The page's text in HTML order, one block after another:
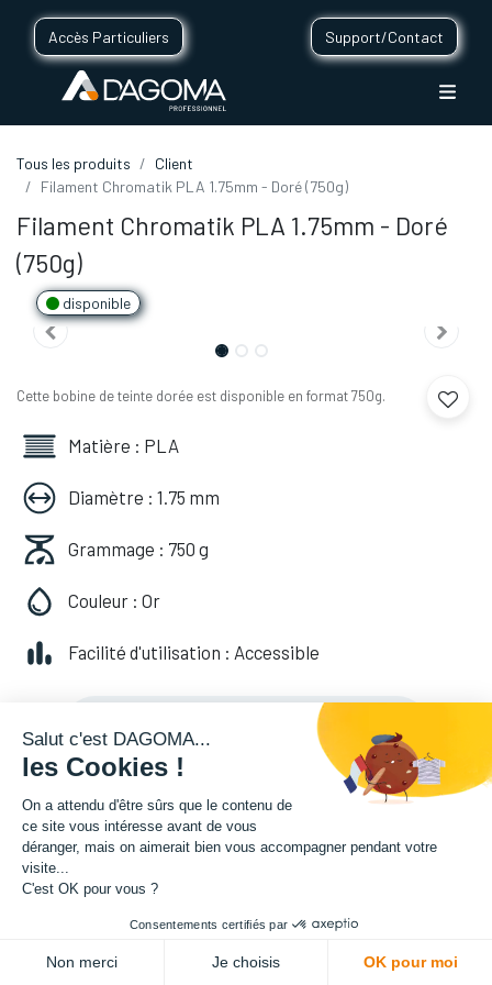
Accès Particuliers Support/Contact
Tous les produits
Client
Filament Chromatik PLA 1.75mm - Doré (750g)
Filament Chromatik PLA 1.75mm - Doré
(750g)
disponible
Cette bobine de teinte dorée est disponible en format 750g.
Matière : PLA
Diamètre : 1.75 mm
Grammage : 750 g
Couleur : Or
Facilité d'utilisation : Accessible
20,82€HT
(20,82 TVA comprise)
Salut c'est DAGOMA...
les Cookies !
On a attendu d'être sûrs que le contenu de
ce site vous intéresse avant de vous
déranger, mais on aimerait bien vous accompagner pendant votre
visite...
C'est OK pour vous ?
Consentements certifiés par
Non merci Je choisis OK pour moi